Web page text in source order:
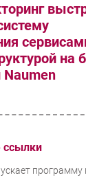
на
ссылки